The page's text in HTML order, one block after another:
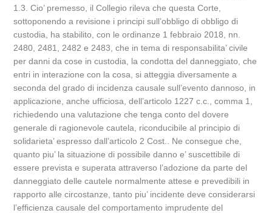
1.3. Cio’ premesso, il Collegio rileva che questa Corte,
sottoponendo a revisione i principi sull’obbligo di obbligo di
custodia, ha stabilito, con le ordinanze 1 febbraio 2018, nn.
2480, 2481, 2482 e 2483, che in tema di responsabilita’ civile
per danni da cose in custodia, la condotta del danneggiato, che
entri in interazione con la cosa, si atteggia diversamente a
seconda del grado di incidenza causale sull’evento dannoso, in
applicazione, anche ufficiosa, dell’articolo 1227 c.c., comma 1,
richiedendo una valutazione che tenga conto del dovere
generale di ragionevole cautela, riconducibile al principio di
solidarieta’ espresso dall’articolo 2 Cost.. Ne consegue che,
quanto piu’ la situazione di possibile danno e’ suscettibile di
essere prevista e superata attraverso l’adozione da parte del
danneggiato delle cautele normalmente attese e prevedibili in
rapporto alle circostanze, tanto piu’ incidente deve considerarsi
l’efficienza causale del comportamento imprudente del